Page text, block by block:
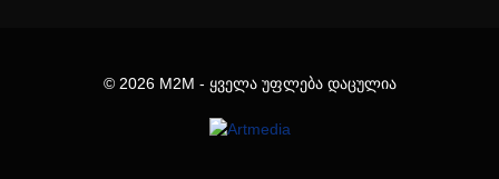
© 2026 M2M - ყველა უფლება დაცულია